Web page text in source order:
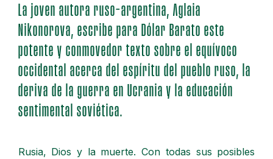
La joven autora ruso-argentina, Aglaia
Nikonorova, escribe para Dólar Barato este
potente y conmovedor texto sobre el equívoco
occidental acerca del espíritu del pueblo ruso, la
deriva de la guerra en Ucrania y la educación
sentimental soviética.
Rusia, Dios y la muerte. Con todas sus posibles